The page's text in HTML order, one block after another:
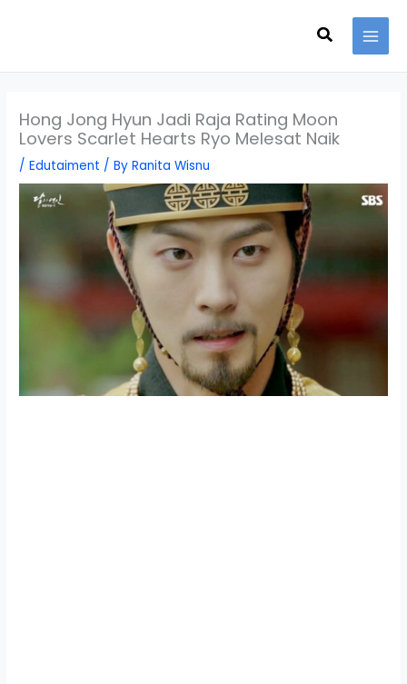
Search
Hong Jong Hyun Jadi Raja Rating Moon
Lovers Scarlet Hearts Ryo Melesat Naik
/Edutaiment / ByRanita Wisnu